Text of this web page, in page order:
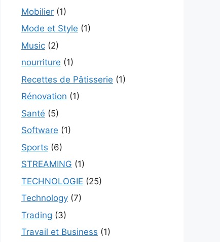
Mobilier (1)
Mode et Style (1)
Music (2)
nourriture (1)
Recettes de Pâtisserie (1)
Rénovation (1)
Santé (5)
Software (1)
Sports (6)
STREAMING (1)
TECHNOLOGIE (25)
Technology (7)
Trading (3)
Travail et Business (1)